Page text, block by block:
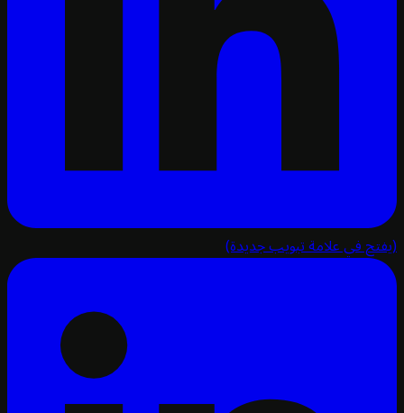
في علامة تبويب جديدة)